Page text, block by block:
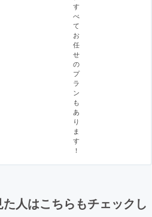
す
べ
て
お
任
せ
の
プ
ラ
ン
も
あ
り
ま
す
！
人はこちらもチェックし